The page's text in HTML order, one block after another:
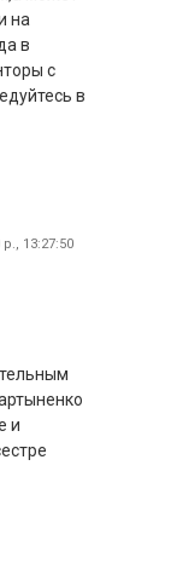
на
в
с
в
13:27:50
и